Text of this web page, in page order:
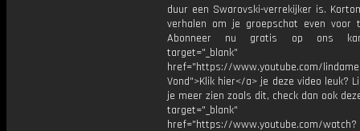
duur een Swarovski-verrekijker is.
verhalen om je groepschat even voor
Abonneer nu gratis op ons
target="_blank"
href="https://www.youtube.com/
Vond">Klik hier</a> je deze video leuk?
je meer zien zoals dit, check dan ook
target="_blank"
href="https://www.youtube.com/watch?